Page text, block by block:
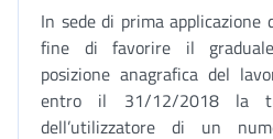
In sede di prima
fine di favorire il
posizione anagrafica del
entro il 31/12/2018 la
dell’utilizzatore di un